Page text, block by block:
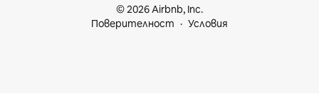
© 2026 Airbnb, Inc.
Поверителност
Условия